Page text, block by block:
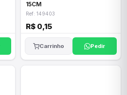
15CM
Ref: 149403
R$ 0,15
Carrinho Pedir